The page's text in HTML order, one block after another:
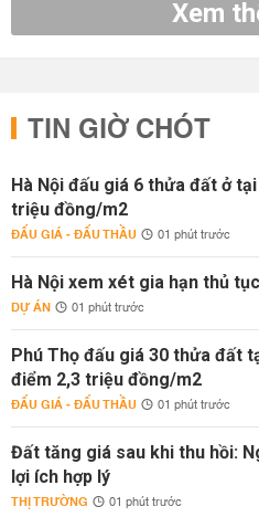
Xem
TIN GIỜ CHÓT
Hà Nội đấu giá 6 thửa đất ở
triệu đồng/m2
ĐẤU GIÁ - ĐẤU THẦU 01 phút trước
Hà Nội xem xét gia hạn thủ
DỰ ÁN 01 phút trước
Phú Thọ đấu giá 30 thửa đất
điểm 2,3 triệu đồng/m2
ĐẤU GIÁ - ĐẤU THẦU 01 phút trước
Đất tăng giá sau khi thu hồi:
lợi ích hợp lý
THỊ TRƯỜNG 01 phút trước